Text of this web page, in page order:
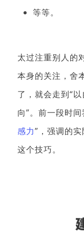
等等。
太过注重别人的
本身的关注，舍
了，就会走到“
向”。 前一段时
感力”，强调的
这个技巧。